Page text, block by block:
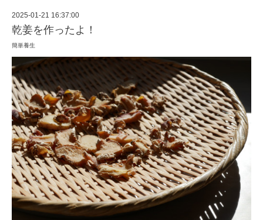
2025-01-21 16:37:00
乾姜を作ったよ！
簡単養生